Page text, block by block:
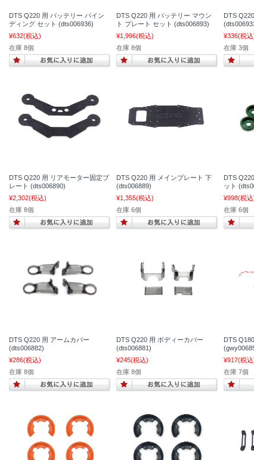
DTS Q220 用 バッテリー バイン
ディング セット (dts006936)
¥632(税込)
在庫 8個
DTS Q220 用 バッテリー マウン
ト プレート セット (dts006893)
¥1,996(税込)
在庫 8個
DTS
¥336(税込
在庫 3個
DTS Q220 用 リアモーター固定プ
レート (dts006890)
¥2,302(税込)
在庫 8個
DTS Q220 用 メインプレート 下
(dts006889)
¥1,355(税込)
在庫 6個
DTS
ット
¥998(税込
在庫 6個
DTS Q220 用 アームカバー
(dts006882)
¥286(税込)
在庫 8個
DTS Q220 用 ボディーカバー
(dts006881)
¥245(税込)
在庫 8個
DTS
¥917(税込
在庫 7個